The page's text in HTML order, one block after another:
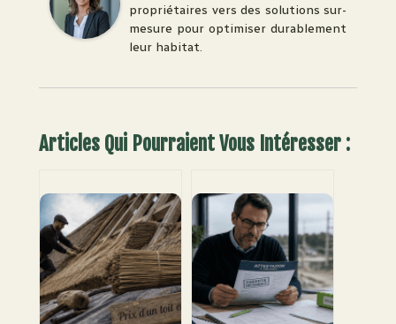
propriétaires vers des solutions sur-
mesure pour optimiser durablement
leur habitat.
Articles Qui Pourraient Vous Intéresser :